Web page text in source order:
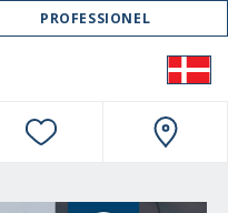
PROFESSIONEL